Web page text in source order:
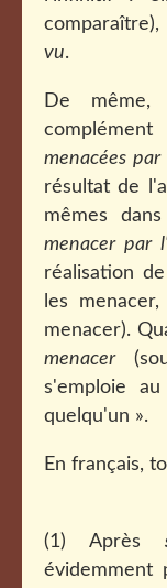
vu.
De
menacées
résultat de
mêmes
menacer par
réalisation
les
menacer).
menacer
s'emploie
quelqu'un ».
En français,
(1) Après
évidemment